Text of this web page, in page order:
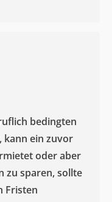
bedingten
kann ein zuvor
oder aber
zu sparen, sollte
Fristen